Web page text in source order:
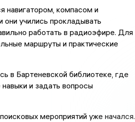
навигатором, компасом и
учились прокладывать
работать в радиоэфире. Для
маршруты и практические
в Бартеневской библиотеке, где
и задать вопросы
мероприятий уже начался.